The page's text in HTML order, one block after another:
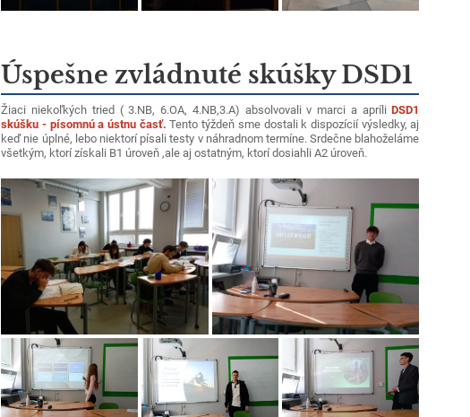
Úspešne zvládnuté skúšky DSD1
Žiaci niekoľkých tried ( 3.NB, 6.OA, 4.NB,3.A) absolvovali v marci a apríliDSD1
skúšku - písomnú a ústnu časť. Tento týždeň sme dostali k dispozícií výsledky, aj
keď nie úplné, lebo niektorí písali testy v náhradnom termíne. Srdečne blahoželáme
všetkým, ktorí získali B1 úroveň ,ale aj ostatným, ktorí dosiahli A2 úroveň.